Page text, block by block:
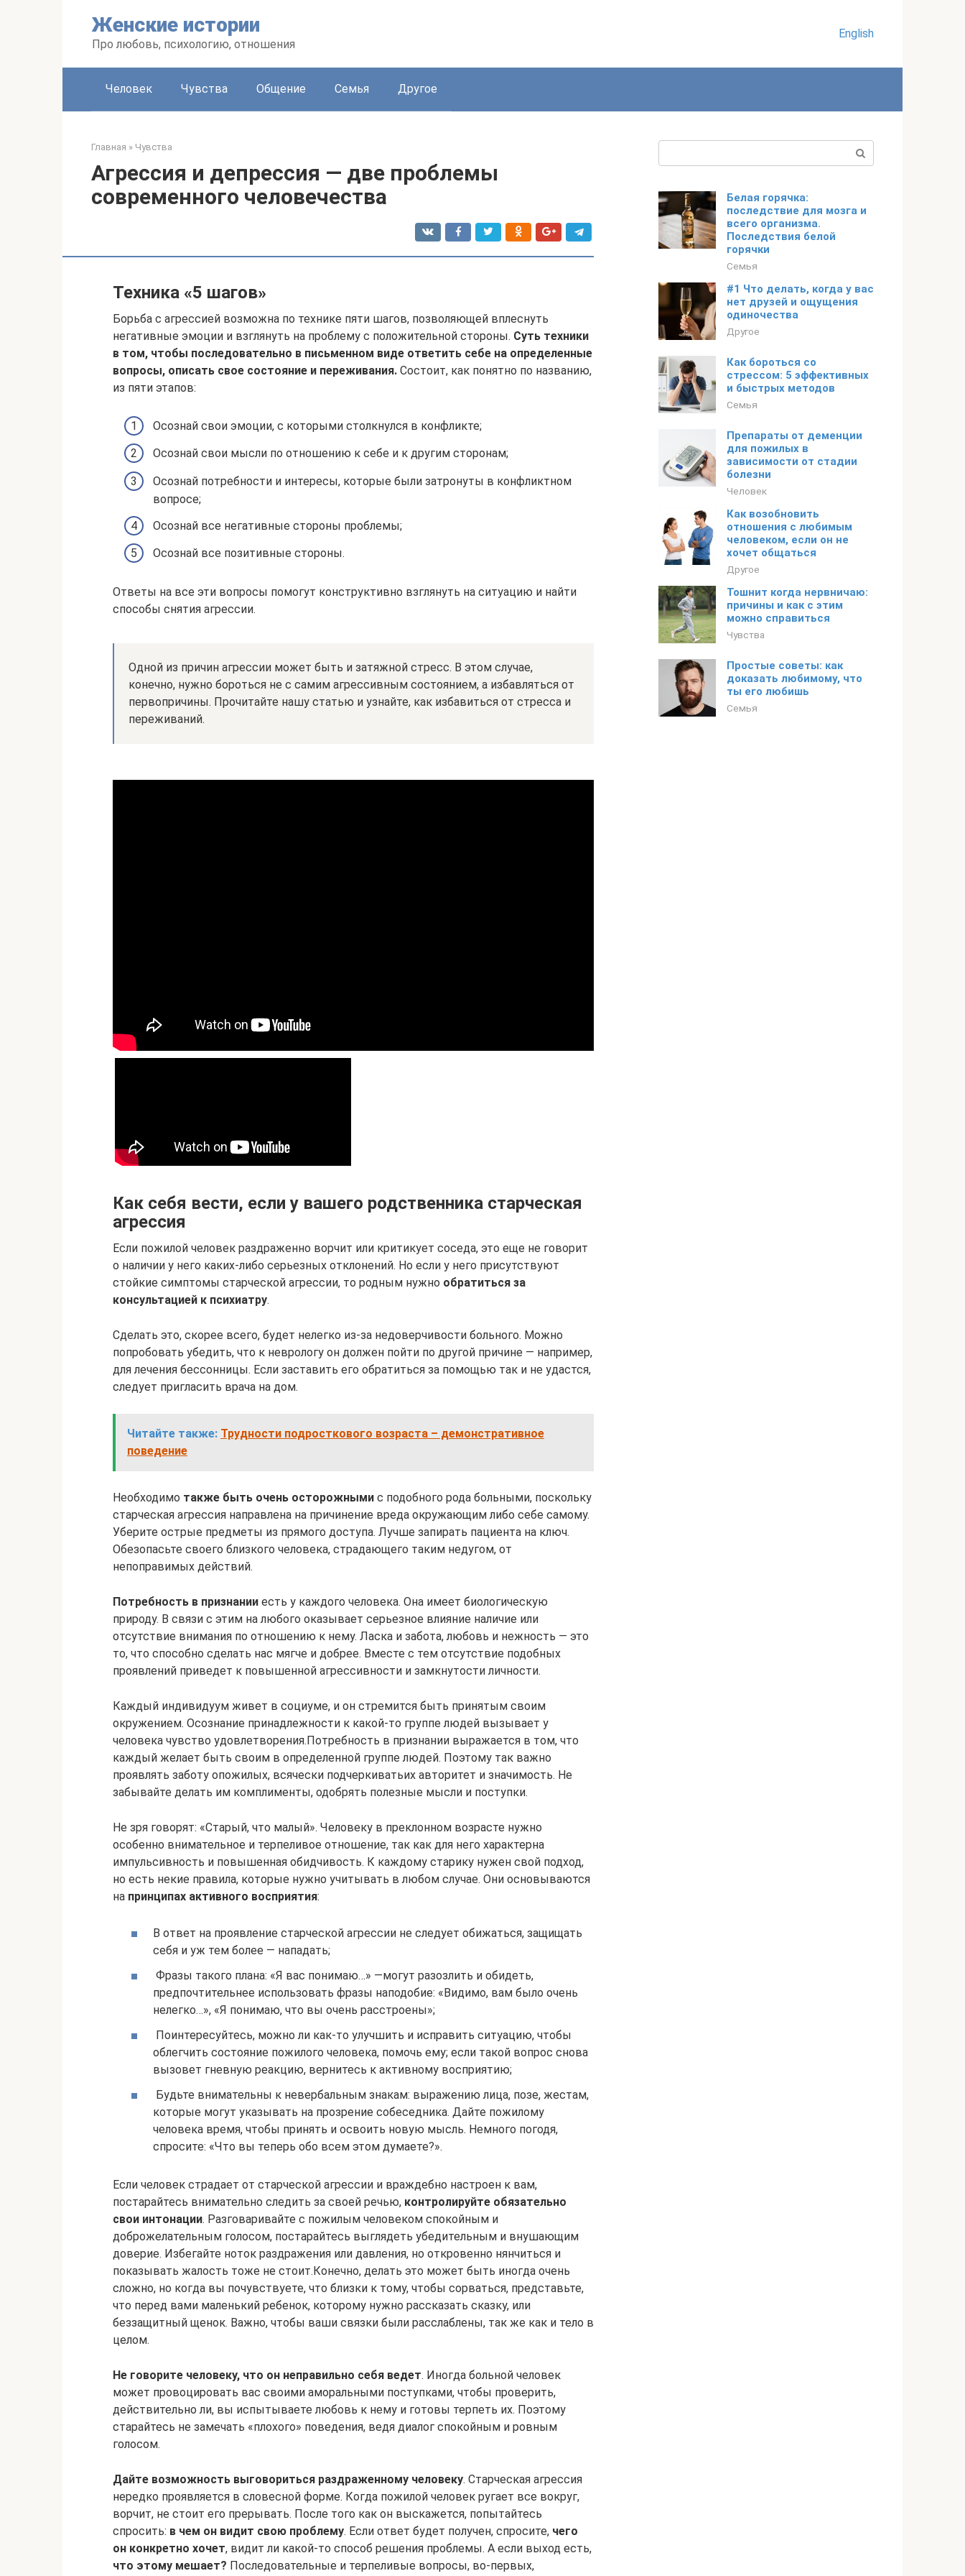
Женские истории
Про любовь, психологию, отношения
English
Человек Чувства Общение Семья Другое
Главная » Чувства
Агрессия и депрессия — две проблемы
современного человечества
Техника «5 шагов»
Борьба с агрессией возможна по технике пяти шагов, позволяющей вплеснуть
негативные эмоции и взглянуть на проблему с положительной стороны. Суть техники
в том, чтобы последовательно в письменном виде ответить себе на определенные
вопросы, описать свое состояние и переживания. Состоит, как понятно по названию,
из пяти этапов:
Осознай свои эмоции, с которыми столкнулся в конфликте;
Осознай свои мысли по отношению к себе и к другим сторонам;
Осознай потребности и интересы, которые были затронуты в конфликтном
вопросе;
Осознай все негативные стороны проблемы;
Осознай все позитивные стороны.
Ответы на все эти вопросы помогут конструктивно взглянуть на ситуацию и найти
способы снятия агрессии.
Одной из причин агрессии может быть и затяжной стресс. В этом случае,
конечно, нужно бороться не с самим агрессивным состоянием, а избавляться от
первопричины. Прочитайте нашу статью и узнайте, как избавиться от стресса и
переживаний.
Как себя вести, если у вашего родственника старческая
агрессия
Если пожилой человек раздраженно ворчит или критикует соседа, это еще не говорит
о наличии у него каких-либо серьезных отклонений. Но если у него присутствуют
стойкие симптомы старческой агрессии, то родным нужно обратиться за
консультацией к психиатру.
Сделать это, скорее всего, будет нелегко из-за недоверчивости больного. Можно
попробовать убедить, что к неврологу он должен пойти по другой причине — например,
для лечения бессонницы. Если заставить его обратиться за помощью так и не удастся,
следует пригласить врача на дом.
Читайте также: Трудности подросткового возраста – демонстративное
поведение
Необходимо также быть очень осторожными с подобного рода больными, поскольку
старческая агрессия направлена на причинение вреда окружающим либо себе самому.
Уберите острые предметы из прямого доступа. Лучше запирать пациента на ключ.
Обезопасьте своего близкого человека, страдающего таким недугом, от
непоправимых действий.
Потребность в признании есть у каждого человека. Она имеет биологическую
природу. В связи с этим на любого оказывает серьезное влияние наличие или
отсутствие внимания по отношению к нему. Ласка и забота, любовь и нежность — это
то, что способно сделать нас мягче и добрее. Вместе с тем отсутствие подобных
проявлений приведет к повышенной агрессивности и замкнутости личности.
Каждый индивидуум живет в социуме, и он стремится быть принятым своим
окружением. Осознание принадлежности к какой-то группе людей вызывает у
человека чувство удовлетворения.Потребность в признании выражается в том, что
каждый желает быть своим в определенной группе людей. Поэтому так важно
проявлять заботу опожилых, всячески подчеркиватьих авторитет и значимость. Не
забывайте делать им комплименты, одобрять полезные мысли и поступки.
Не зря говорят: «Старый, что малый». Человеку в преклонном возрасте нужно
особенно внимательное и терпеливое отношение, так как для него характерна
импульсивность и повышенная обидчивость. К каждому старику нужен свой подход,
но есть некие правила, которые нужно учитывать в любом случае. Они основываются
на принципах активного восприятия:
В ответ на проявление старческой агрессии не следует обижаться, защищать
себя и уж тем более — нападать;
Фразы такого плана: «Я вас понимаю…» —могут разозлить и обидеть,
предпочтительнее использовать фразы наподобие: «Видимо, вам было очень
нелегко…», «Я понимаю, что вы очень расстроены»;
Поинтересуйтесь, можно ли как-то улучшить и исправить ситуацию, чтобы
облегчить состояние пожилого человека, помочь ему; если такой вопрос снова
вызовет гневную реакцию, вернитесь к активному восприятию;
Будьте внимательны к невербальным знакам: выражению лица, позе, жестам,
которые могут указывать на прозрение собеседника. Дайте пожилому
человека время, чтобы принять и освоить новую мысль. Немного погодя,
спросите: «Что вы теперь обо всем этом думаете?».
Если человек страдает от старческой агрессии и враждебно настроен к вам,
постарайтесь внимательно следить за своей речью, контролируйте обязательно
свои интонации. Разговаривайте с пожилым человеком спокойным и
доброжелательным голосом, постарайтесь выглядеть убедительным и внушающим
доверие. Избегайте ноток раздражения или давления, но откровенно нянчиться и
показывать жалость тоже не стоит.Конечно, делать это может быть иногда очень
сложно, но когда вы почувствуете, что близки к тому, чтобы сорваться, представьте,
что перед вами маленький ребенок, которому нужно рассказать сказку, или
беззащитный щенок. Важно, чтобы ваши связки были расслаблены, так же как и тело в
целом.
Не говорите человеку, что он неправильно себя ведет. Иногда больной человек
может провоцировать вас своими аморальными поступками, чтобы проверить,
действительно ли, вы испытываете любовь к нему и готовы терпеть их. Поэтому
старайтесь не замечать «плохого» поведения, ведя диалог спокойным и ровным
голосом.
Дайте возможность выговориться раздраженному человеку. Старческая агрессия
нередко проявляется в словесной форме. Когда пожилой человек ругает все вокруг,
ворчит, не стоит его прерывать. После того как он выскажется, попытайтесь
спросить: в чем он видит свою проблему. Если ответ будет получен, спросите, чего
он конкретно хочет, видит ли какой-то способ решения проблемы. А если выход есть,
что этому мешает? Последовательные и терпеливые вопросы, во-первых,
Белая горячка:
последствие для мозга и
всего организма.
Последствия белой
горячки
Семья
#1 Что делать, когда у вас
нет друзей и ощущения
одиночества
Другое
Как бороться со
стрессом: 5 эффективных
и быстрых методов
Семья
Препараты от деменции
для пожилых в
зависимости от стадии
болезни
Человек
Как возобновить
отношения с любимым
человеком, если он не
хочет общаться
Другое
Тошнит когда нервничаю:
причины и как с этим
можно справиться
Чувства
Простые советы: как
доказать любимому, что
ты его любишь
Семья